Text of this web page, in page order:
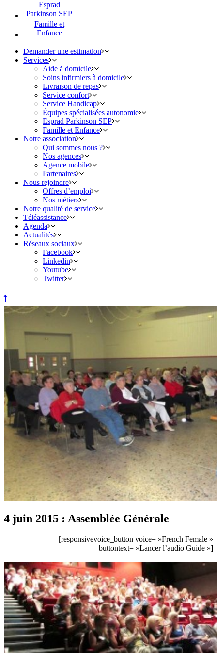
Esprad
Parkinson SEP
Famille et
Enfance
Demander une estimation
Services
Aide à domicile
Soins infirmiers à domicile
Livraison de repas
Service confort
Service Handicap
Équipes spécialisées autonomie
Esprad Parkinson SEP
Famille et Enfance
Notre association
Qui sommes nous ?
Nos agences
Agence mobile
Partenaires
Nous rejoindre
Offres d’emploi
Nos métiers
Notre qualité de service
Téléassistance
Agenda
Actualités
Réseaux sociaux
Facebook
Linkedin
Youtube
Twitter
4 juin 2015 : Assemblée Générale
[responsivevoice_button voice= »French Female »
buttontext= »Lancer l’audio Guide »]